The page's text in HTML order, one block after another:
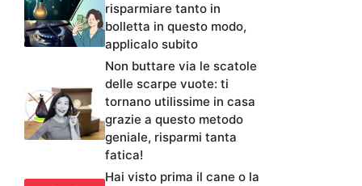
risparmiare tanto in
bolletta in questo modo,
applicalo subito
Non buttare via le scatole
delle scarpe vuote: ti
tornano utilissime in casa
grazie a questo metodo
geniale, risparmi tanta
fatica!
Hai visto prima il cane o la